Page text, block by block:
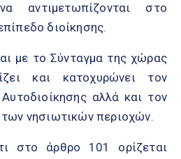
αντιμετωπίζονται στο
διοίκησης.
με το Σύνταγμα της χώρας
και κατοχυρώνει τον
αλλά και τον
των νησιωτικών περιοχών.
στο άρθρο 101 ορίζεται